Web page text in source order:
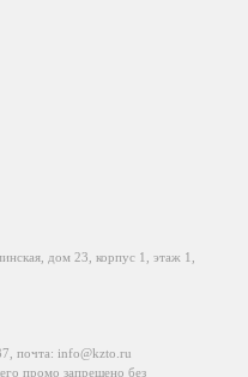
дом 23, корпус 1, этаж 1,
, почта: info@kzto.ru
промо запрещено без